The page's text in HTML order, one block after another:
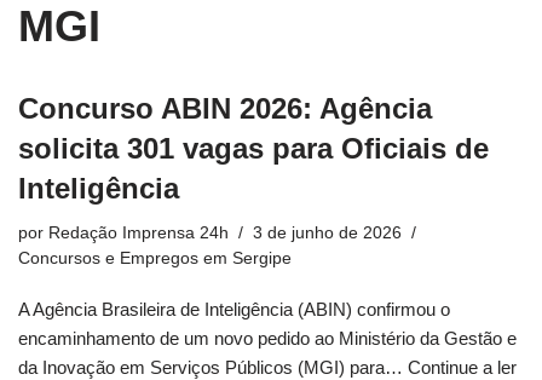
MGI
Concurso ABIN 2026: Agência
solicita 301 vagas para Oficiais de
Inteligência
por Redação Imprensa 24h
3 de junho de 2026
Concursos e Empregos em Sergipe
A Agência Brasileira de Inteligência (ABIN) confirmou o
encaminhamento de um novo pedido ao Ministério da Gestão e
da Inovação em Serviços Públicos (MGI) para… Continue a ler